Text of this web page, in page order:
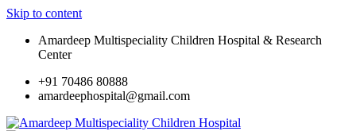
Skip to content
Amardeep Multispeciality Children Hospital & Research
Center
+91 70486 80888
amardeephospital@gmail.com